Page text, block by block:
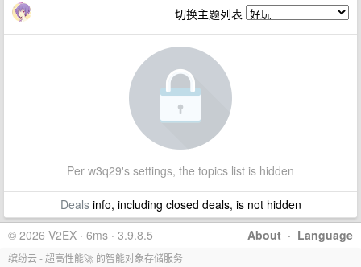
切换主题列表
Per w3q29's settings, the topics list is hidden
Dealsinfo, including closed deals, is not hidden
About · Language
© 2026 V2EX · 6ms · 3.9.8.5
缤纷云 - 超高性能🚀 的智能对象存储服务